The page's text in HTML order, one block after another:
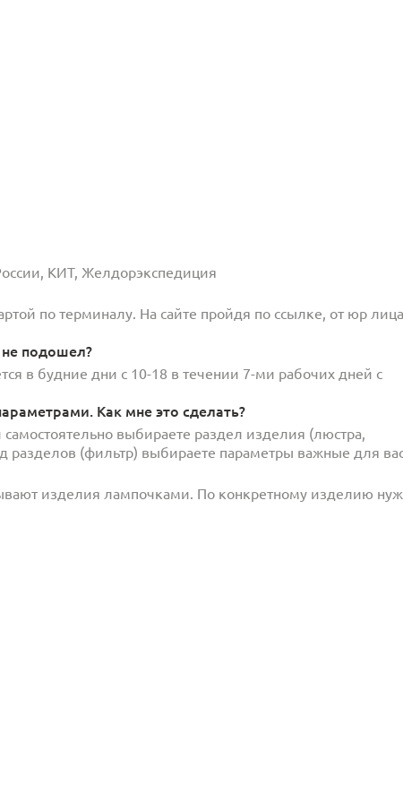
КИТ, Желдорэкспедиция
по терминалу. На сайте пройдя по ссылке, от юр
подошел?
в будние дни с 10-18 в течении 7-ми рабочих дней с
Как мне это сделать?
выбираете раздел изделия (люстра,
разделов (фильтр) выбираете параметры важные для
изделия лампочками. По конкретному изделию